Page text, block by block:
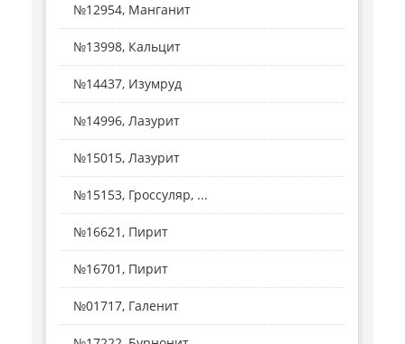
№12954, Манганит
№13998, Кальцит
№14437, Изумруд
№14996, Лазурит
№15015, Лазурит
№15153, Гроссуляр, ...
№16621, Пирит
№16701, Пирит
№01717, Галенит